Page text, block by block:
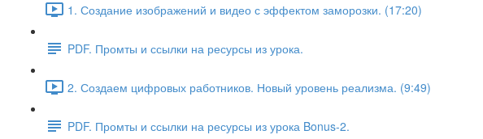
1. Создание изображений и видео с эффектом заморозки. (17:20)
PDF. Промты и ссылки на ресурсы из урока.
2. Создаем цифровых работников. Новый уровень реализма. (9:49)
PDF. Промты и ссылки на ресурсы из урока Bonus-2.